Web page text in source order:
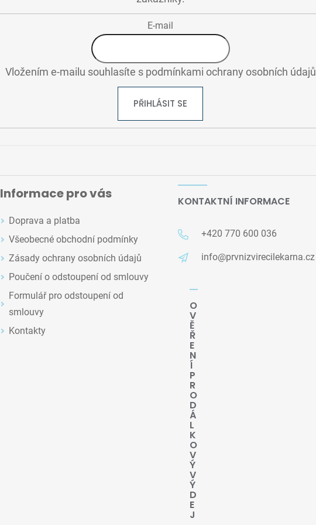
E-mail
Vložením e-mailu souhlasíte s podmínkami ochrany osobních údajů
PŘIHLÁSIT SE
Informace pro vás
Doprava a platba
Všeobecné obchodní podmínky
Zásady ochrany osobních údajů
Poučení o odstoupení od smlouvy
Formulář pro odstoupení od
smlouvy
Kontakty
KONTAKTNÍ INFORMACE
+420 770 600 036
info@prvnizvirecilekarna.cz
O
V
Ě
Ř
E
N
Í
P
R
O
D
Á
L
K
O
V
Ý
V
Ý
D
E
J